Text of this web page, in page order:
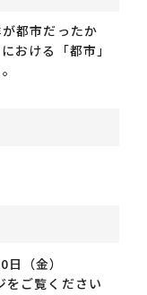
都市だったか
おける「都市」
（金）
をご覧ください